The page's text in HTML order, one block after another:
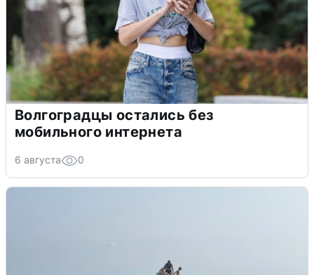
Волгоградцы остались без
мобильного интернета
6 августа 0